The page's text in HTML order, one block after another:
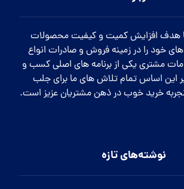
هدف افزایش کمیت و کیفیت محصولات
خود را در زمینه فروش و صادرات انواع
مشتری یکی از برنامه های اصلی کسب و
این اساس تمام تلاش های ما برای جلب
خرید خوب در ذهن مشتریان عزیز است.
نوشته‌های تازه